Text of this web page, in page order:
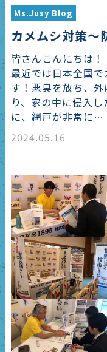
Ms.Jusy Blog
カメムシ対策～
皆さんこんにちは
最近では日本全国
す！悪臭を放ち、
り、家の中に侵入
に、網戸が非常に…
2024.05.16